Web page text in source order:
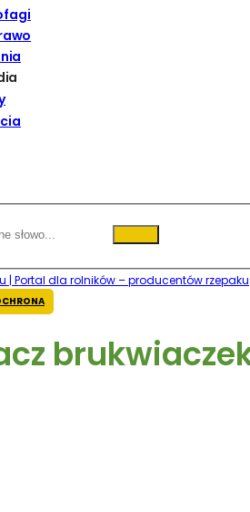
| Portal dla rolników – producentów rzepaku